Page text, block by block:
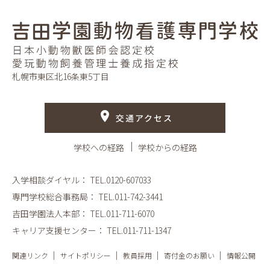
札幌市東区北16条東5丁目
交通アクセス
学校への経路 学校からの経路
入学相談ダイヤル： TEL.0120-607033
専門学校総合事務局： TEL.011-742-3441
吉田学園法人本部： TEL.011-711-6070
キャリア支援センター： TEL.011-711-1347
関連リンク サイトポリシー 教員採用 寄付金のお願い
情報公開